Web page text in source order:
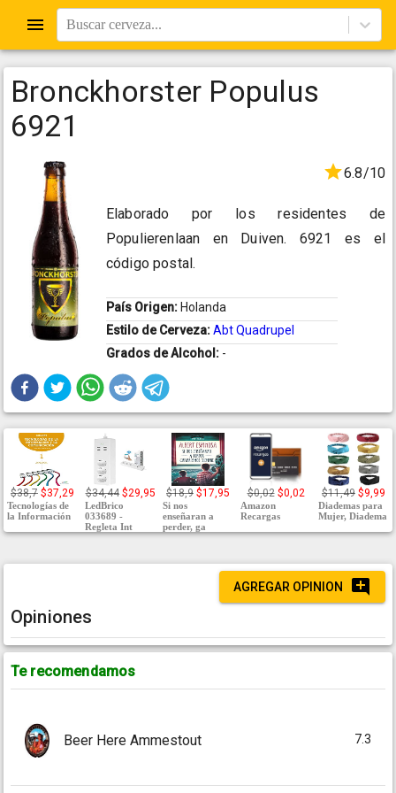
Buscar cerveza...
Bronckhorster Populus
6921
6.8/10
Elaborado por los residentes de
Populierenlaan en Duiven. 6921 es el
código postal.
País Origen: Holanda
Estilo de Cerveza:Abt Quadrupel
Grados de Alcohol: -
$38,7 $37,29
Tecnologías de
la Información
$34,44 $29,95
LedBrico
033689 -
Regleta Int
$18,9 $17,95
Si nos
enseñaran a
perder, ga
$0,02 $0,02
Amazon
Recargas
$11,49 $9,99
Diademas para
Mujer, Diadema
AGREGAR OPINION
Opiniones
Te recomendamos
Beer Here Ammestout 7.3